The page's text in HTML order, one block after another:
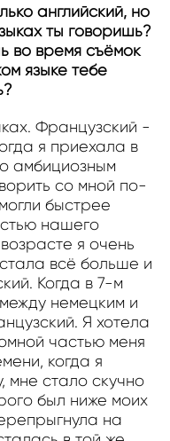
английский, но
ты говоришь?
во время съёмок
языке тебе
Французский -
я приехала в
амбициозным
со мной по-
быстрее
нашего
я очень
всё больше и
Когда в 7-м
немецким и
Я хотела
частью меня
когда я
стало скучно
был ниже моих
на